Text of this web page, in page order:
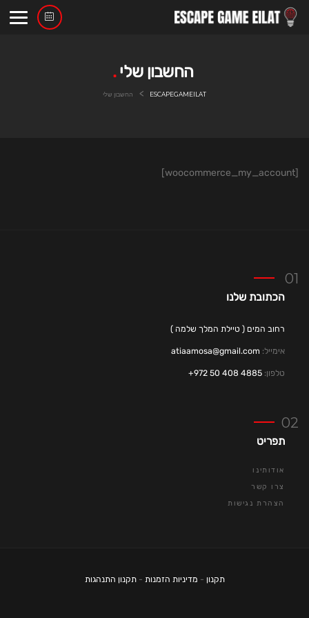
Skip
החשבון שלי
ESCAPEGAMEILAT
> החשבון שלי
[woocommerce_my_account]
הכתובת שלנו
רחוב המים ( טיילת המלך שלמה )
אימייל: atiaamosa@gmail.com
טלפון: 4885 408 50 972+
תפריט
אודותינו
צרו קשר
הצהרת נגישות
תקנון - מדיניות הזמנות -תקנון התנהגות